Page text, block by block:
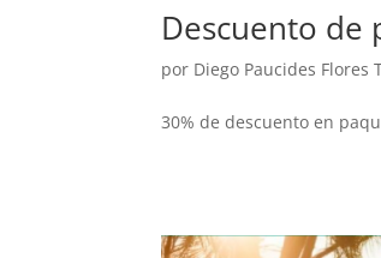
Descuento de
por Diego Paucides Flores
30% de descuento en